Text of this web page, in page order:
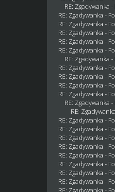
RE: Zgadywanka
RE: Zgadywanka -
RE: Zgadywanka -
RE: Zgadywanka -
RE: Zgadywanka -
RE: Zgadywanka -
RE: Zgadywanka
RE: Zgadywanka -
RE: Zgadywanka -
RE: Zgadywanka -
RE: Zgadywanka -
RE: Zgadywanka
RE:
RE: Zgadywanka -
RE: Zgadywanka -
RE: Zgadywanka -
RE: Zgadywanka -
RE: Zgadywanka -
RE: Zgadywanka -
RE: Zgadywanka -
RE: Zgadywanka -
RE: Zgadywanka -